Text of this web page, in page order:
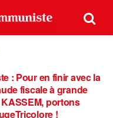
: Pour en finir avec la
fiscale à grande
portons
!